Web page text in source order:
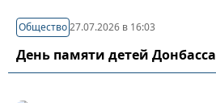
Общество27.07.2026 в 16:03
День памяти детей Донбасса